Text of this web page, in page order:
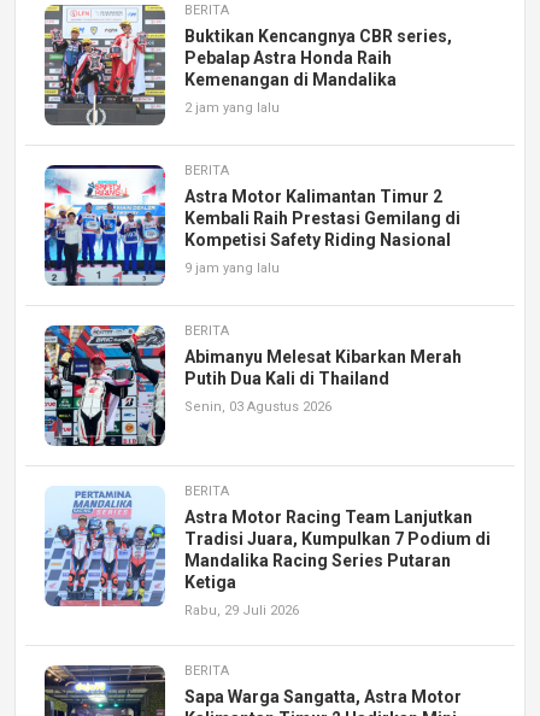
BERITA
Buktikan Kencangnya CBR series,
Pebalap Astra Honda Raih
Kemenangan di Mandalika
2 jam yang lalu
BERITA
Astra Motor Kalimantan Timur 2
Kembali Raih Prestasi Gemilang di
Kompetisi Safety Riding Nasional
9 jam yang lalu
BERITA
Abimanyu Melesat Kibarkan Merah
Putih Dua Kali di Thailand
Senin, 03 Agustus 2026
BERITA
Astra Motor Racing Team Lanjutkan
Tradisi Juara, Kumpulkan 7 Podium di
Mandalika Racing Series Putaran
Ketiga
Rabu, 29 Juli 2026
BERITA
Sapa Warga Sangatta, Astra Motor